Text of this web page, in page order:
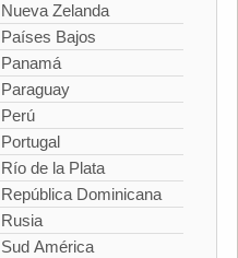
Nueva Zelanda
Países Bajos
Panamá
Paraguay
Perú
Portugal
Río de la Plata
República Dominicana
Rusia
Sud América